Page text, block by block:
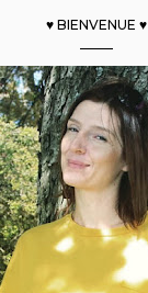
♥ BIENVENUE ♥